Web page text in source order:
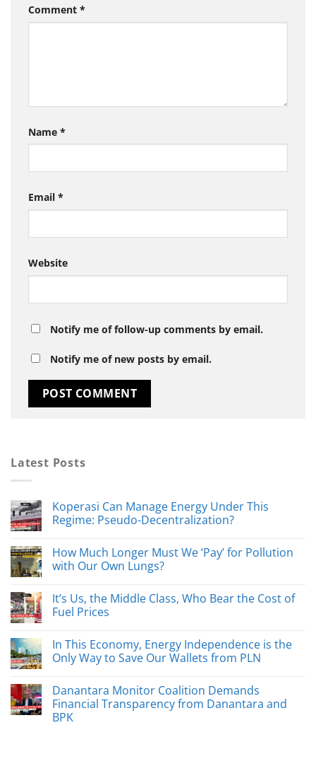
Comment *
Name *
Email *
Website
Notify me of follow-up comments by email.
Notify me of new posts by email.
Latest Posts
Koperasi Can Manage Energy Under This
Regime: Pseudo-Decentralization?
How Much Longer Must We ‘Pay’ for Pollution
with Our Own Lungs?
It’s Us, the Middle Class, Who Bear the Cost of
Fuel Prices
In This Economy, Energy Independence is the
Only Way to Save Our Wallets from PLN
Danantara Monitor Coalition Demands
Financial Transparency from Danantara and
BPK